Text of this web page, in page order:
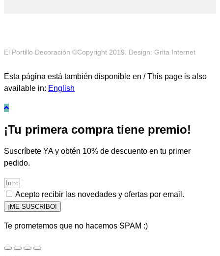
El Portillo Decoración ©Copyright 2019. Design: Grita Internet
Esta página está también disponible en / This page is also
available in: English
¡Tu primera compra tiene premio!
Suscríbete YA y obtén 10% de descuento en tu primer
pedido.
Acepto recibir las novedades y ofertas por email.
¡ME SUSCRIBO!
Te prometemos que no hacemos SPAM :)